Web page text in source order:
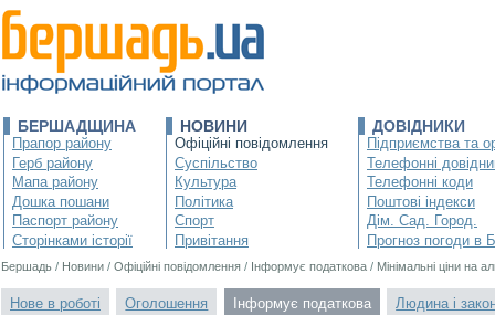
БЕРШАДЩИНА
Прапор району
Герб району
Мапа району
Дошка пошани
Паспорт району
Сторінками історії
НОВИНИ
Офіційні повідомлення
Суспільство
Культура
Політика
Спорт
Привітання
ДОВІДНИКИ
Підприємства та
Телефонні
Телефонні коди
Поштові індекси
Дім. Сад. Город.
Прогноз погоди в
Бершадь / Новини / Офіційні повідомлення / Інформує податкова / Мінімальні ціни на
Нове в роботі Оголошення Інформує податкова Людина і